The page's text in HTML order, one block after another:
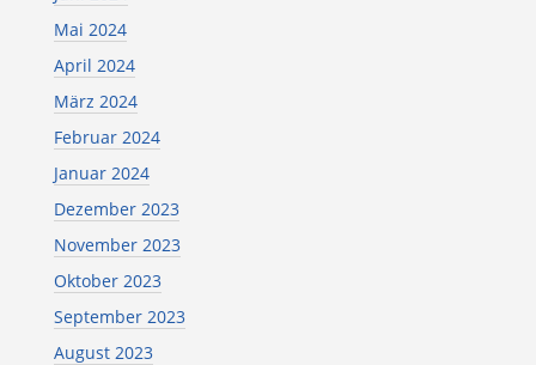
Mai 2024
April 2024
März 2024
Februar 2024
Januar 2024
Dezember 2023
November 2023
Oktober 2023
September 2023
August 2023